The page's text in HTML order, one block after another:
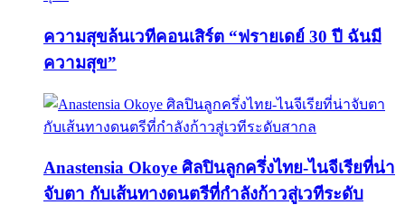
ความสุขล้นเวทีคอนเสิร์ต “ฟรายเดย์ 30 ปี ฉันมี
ความสุข”
Anastensia Okoye ศิลปินลูกครึ่งไทย-ไนจีเรียที่น่า
จับตา กับเส้นทางดนตรีที่กำลังก้าวสู่เวทีระดับ